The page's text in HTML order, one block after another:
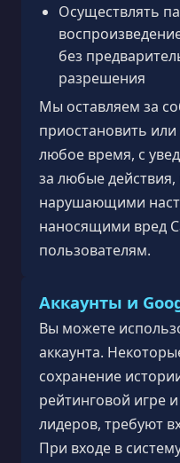
Осуществлять
без
разрешения
Мы оставляем за
приостановить
любое время, с
за любые
нарушающими
наносящими вред
пользователям.
Аккаунты и
Вы можете
аккаунта.
сохранение
рейтинговой игре
лидеров, требуют
При входе в